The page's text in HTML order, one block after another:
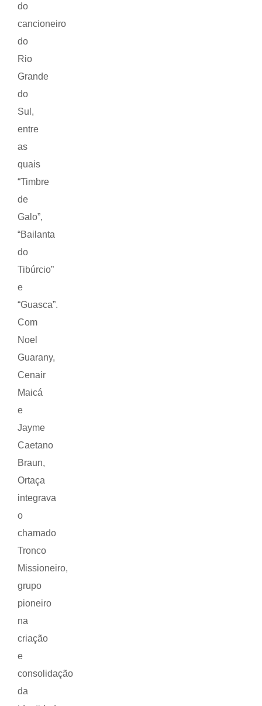
do
cancioneiro
do
Rio
Grande
do
Sul,
entre
as
quais
“Timbre
de
Galo”,
“Bailanta
do
Tibúrcio”
e
“Guasca”.
Com
Noel
Guarany,
Cenair
Maicá
e
Jayme
Caetano
Braun,
Ortaça
integrava
o
chamado
Tronco
Missioneiro,
grupo
pioneiro
na
criação
e
consolidação
da